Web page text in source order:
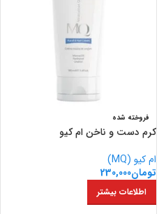
فروخته شده
کرم دست و ناخن ام کیو
ام کیو (MQ)
تومان230,000
اطلاعات بیشتر